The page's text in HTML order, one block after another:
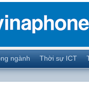
ngành Thời sự ICT